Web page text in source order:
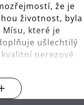
že je
životnost, byla
které je
ušlechtilý
nerezové
vybavení